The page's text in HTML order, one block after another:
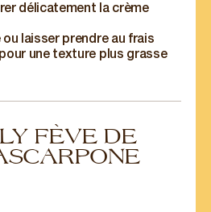
délicatement la crème
laisser prendre au frais
une texture plus grasse
FÈVE DE